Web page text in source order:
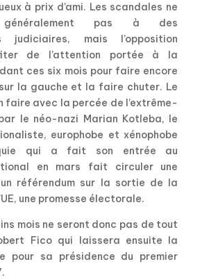
à prix d’ami. Les scandales ne
généralement pas à des
judiciaires, mais l’opposition
de l’attention portée à la
ces six mois pour faire encore
la gauche et la faire chuter. Le
faire avec la percée de l’extrême-
le néo-nazi Marian Kotleba, le
europhobe et xénophobe
qui a fait son entrée au
en mars fait circuler une
référendum sur la sortie de la
une promesse électorale.
mois ne seront donc pas de tout
Fico qui laissera ensuite la
pour sa présidence du premier